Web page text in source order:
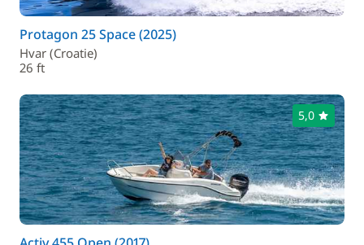
Protagon 25 Space (2025)
Hvar (Croatie)
26 ft
5,0